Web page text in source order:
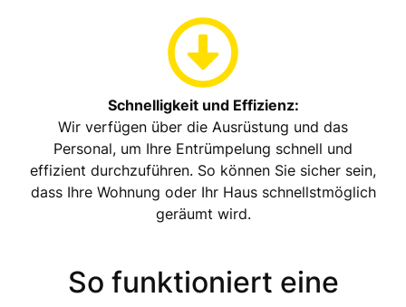
Schnelligkeit und Effizienz:
Wir verfügen über die Ausrüstung und das
Personal, um Ihre Entrümpelung schnell und
effizient durchzuführen. So können Sie sicher sein,
dass Ihre Wohnung oder Ihr Haus schnellstmöglich
geräumt wird.
So funktioniert eine